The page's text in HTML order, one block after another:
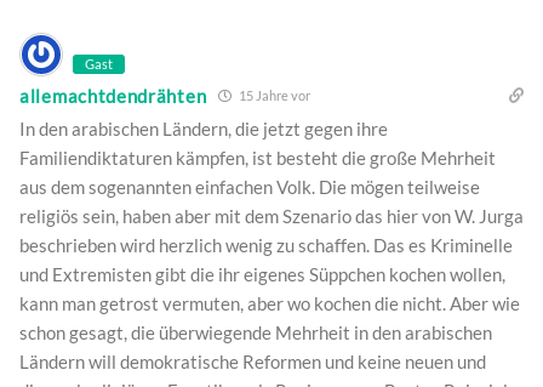
Gast
allemachtdendrähten 15 Jahre vor
In den arabischen Ländern, die jetzt gegen ihre
Familiendiktaturen kämpfen, ist besteht die große Mehrheit
aus dem sogenannten einfachen Volk. Die mögen teilweise
religiös sein, haben aber mit dem Szenario das hier von W. Jurga
beschrieben wird herzlich wenig zu schaffen. Das es Kriminelle
und Extremisten gibt die ihr eigenes Süppchen kochen wollen,
kann man getrost vermuten, aber wo kochen die nicht. Aber wie
schon gesagt, die überwiegende Mehrheit in den arabischen
Ländern will demokratische Reformen und keine neuen und